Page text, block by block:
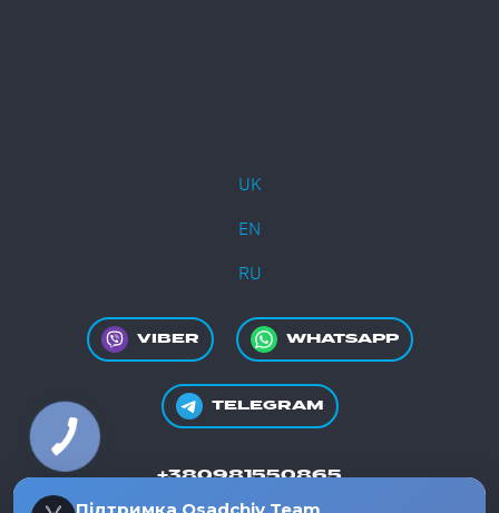
UK
EN
RU
VIBER WHATSAPP
TELEGRAM
+380981550865
Підтримка Osadchiy Team